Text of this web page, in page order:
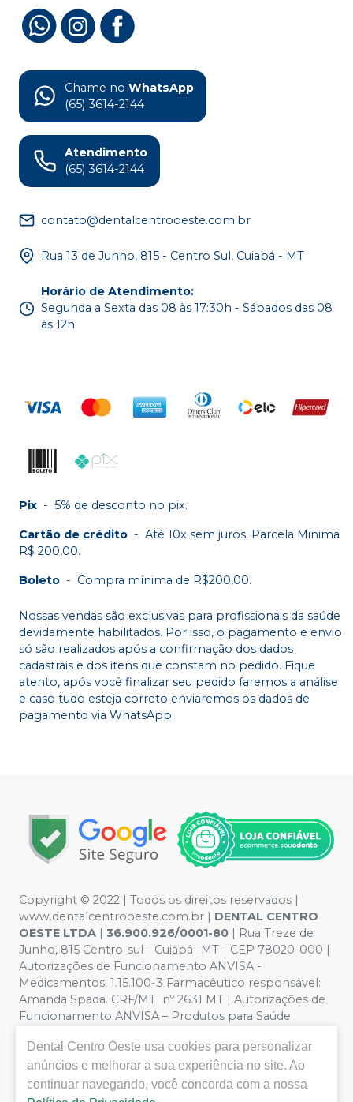
Chame no WhatsApp
(65) 3614-2144
Atendimento
(65) 3614-2144
contato@dentalcentrooeste.com.br
Rua 13 de Junho, 815 - Centro Sul, Cuiabá - MT
Horário de Atendimento:
Segunda a Sexta das 08 às 17:30h - Sábados das 08
às 12h
Pix - 5% de desconto no pix.
Cartão de crédito - Até 10x sem juros. Parcela Minima
R$ 200,00.
Boleto - Compra mínima de R$200,00.
Nossas vendas são exclusivas para profissionais da saúde
devidamente habilitados. Por isso, o pagamento e envio
só são realizados após a confirmação dos dados
cadastrais e dos itens que constam no pedido. Fique
atento, após você finalizar seu pedido faremos a análise
e caso tudo esteja correto enviaremos os dados de
pagamento via WhatsApp.
Copyright © 2022 | Todos os direitos reservados |
www.dentalcentrooeste.com.br | DENTAL CENTRO
OESTE LTDA | 36.900.926/0001-80 | Rua Treze de
Junho, 815 Centro-sul - Cuiabá -MT - CEP 78020-000 |
Autorizações de Funcionamento ANVISA -
Medicamentos: 1.15.100-3 Farmacêutico responsável:
Amanda Spada. CRF/MT nº 2631 MT | Autorizações de
Funcionamento ANVISA – Produtos para Saúde:
Segurança - Fotos meramente ilustrativas - Os preços e
condições da loja virtual estão sujeitos a alterações. Em
caso de divergência de preços no site, o valor válido é o
do Carrinho de Compra. Não vendemos por atacado,
Dental Centro Oeste usa cookies para personalizar
anúncios e melhorar a sua experiência no site. Ao
continuar navegando, você concorda com a nossa